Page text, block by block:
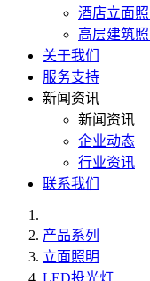
酒店立面
高层建筑
关于我们
服务支持
新闻资讯
新闻资讯
企业动态
行业资讯
联系我们
产品系列
立面照明
LED投光灯